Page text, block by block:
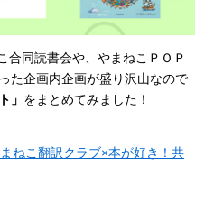
合同読書会や、やまねこＰＯＰ
た企画内企画が盛り沢山なので
」 をまとめてみました！
ねこ翻訳クラブ×本が好き！共